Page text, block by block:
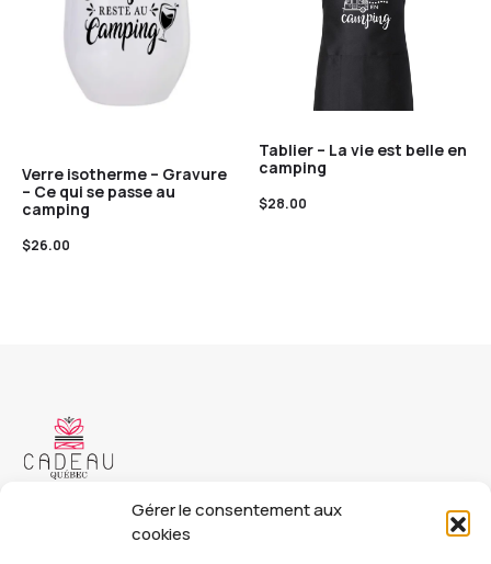
Gérer le consentement aux
cookies
Verre isotherme – Gravure
– Ce qui se passe au
camping
$26.00
Tablier – La vie est belle en
camping
$28.00
Copyright © 2023 Cadeau Québec. Tous droits réservés.